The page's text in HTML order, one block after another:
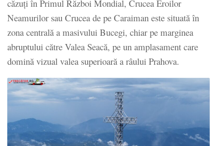
căzuţi în Primul Război Mondial, Crucea Eroilor
Neamurilor sau Crucea de pe Caraiman este situată în
zona centrală a masivului Bucegi, chiar pe marginea
abruptului către Valea Seacă, pe un amplasament care
domină vizual valea superioară a râului Prahova.